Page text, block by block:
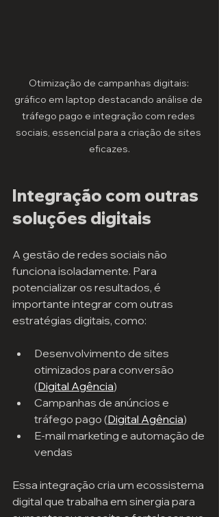
Otimização de campanhas digitais:
gráfico em laptop destacando análise de
tráfego pago e integração com redes
sociais, essencial para a criação de sites
eficazes.
Integração com outras
soluções digitais
A gestão de redes sociais não
funciona isoladamente. Para
potencializar os resultados, é
importante integrar com outras
estratégias digitais, como:
Desenvolvimento de sites
otimizados para conversão
(Digital Agência)
Campanhas de anúncios e
tráfego pago (Digital Agência)
E-mail marketing e automação de
vendas
Essa integração cria um ecossistema
digital que trabalha em sinergia para